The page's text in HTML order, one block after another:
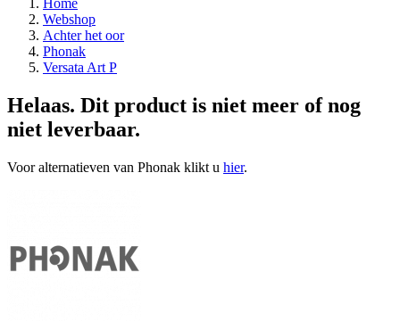
Home
Webshop
Achter het oor
Phonak
Versata Art P
Helaas. Dit product is niet meer of nog
niet leverbaar.
Voor alternatieven van Phonak klikt u hier.